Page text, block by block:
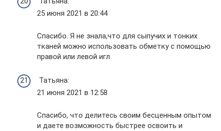
25 июня 2021 в 20:44
Спасибо. Я не знала,что для сыпучих и тонких
тканей можно использовать обметку с помощью
правой или левой игл
Татьяна:
21 июня 2021 в 12:58
Спасибо, что делитесь своим бесценным опытом
и даете возможность быстрее освоить и